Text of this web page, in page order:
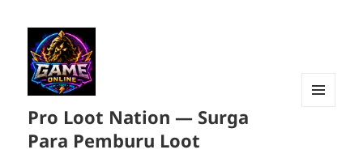
Pro Loot Nation — Surga
Para Pemburu Loot